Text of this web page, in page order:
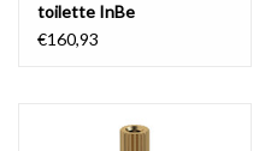
toilette InBe
€160,93